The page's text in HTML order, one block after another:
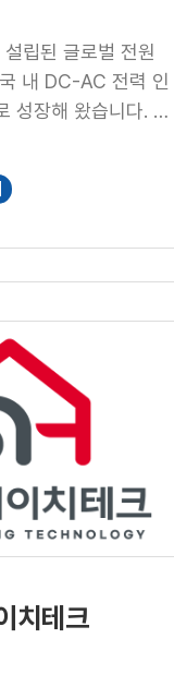
립된 글로벌 전원
내 DC-AC 전력 인
성장해 왔습니다. 휴
용까지 아우르는 원
다. 폭넓은 인
정성과 효율을 핵심
을 지속적으로 확장
서도 본격적인 운영
본, 미국, 러시아 등
을 두고 글로벌 시장
공급과 판매 체계를
생산 설비를 기반으
스템), 인버터, 태양
하고 있습니다. 전
치테크